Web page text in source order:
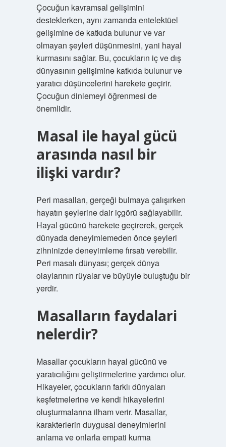
Çocuğun kavramsal gelişimini
desteklerken, aynı zamanda entelektüel
gelişimine de katkıda bulunur ve var
olmayan şeyleri düşünmesini, yani hayal
kurmasını sağlar. Bu, çocukların iç ve dış
dünyasının gelişimine katkıda bulunur ve
yaratıcı düşüncelerini harekete geçirir.
Çocuğun dinlemeyi öğrenmesi de
önemlidir.
Masal ile hayal gücü
arasında nasıl bir
ilişki vardır?
Peri masalları, gerçeği bulmaya çalışırken
hayatın şeylerine dair içgörü sağlayabilir.
Hayal gücünü harekete geçirerek, gerçek
dünyada deneyimlemeden önce şeyleri
zihninizde deneyimleme fırsatı verebilir.
Peri masalı dünyası; gerçek dünya
olaylarının rüyalar ve büyüyle buluştuğu bir
yerdir.
Masalların faydalari
nelerdir?
Masallar çocukların hayal gücünü ve
yaratıcılığını geliştirmelerine yardımcı olur.
Hikayeler, çocukların farklı dünyaları
keşfetmelerine ve kendi hikayelerini
oluşturmalarına ilham verir. Masallar,
karakterlerin duygusal deneyimlerini
anlama ve onlarla empati kurma